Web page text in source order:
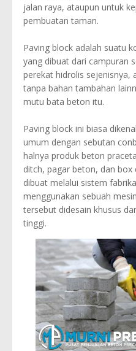
jalan raya, ataupun untuk
pembuatan taman.
Paving block adalah suatu
yang dibuat dari campuran
perekat hidrolis sejenisnya,
tanpa bahan tambahan
mutu bata beton itu.
Paving block ini biasa
umum dengan sebutan
halnya produk beton
ditch, pagar beton, dan
dibuat melalui sistem
menggunakan sebuah
tersebut didesain khusus
tinggi.